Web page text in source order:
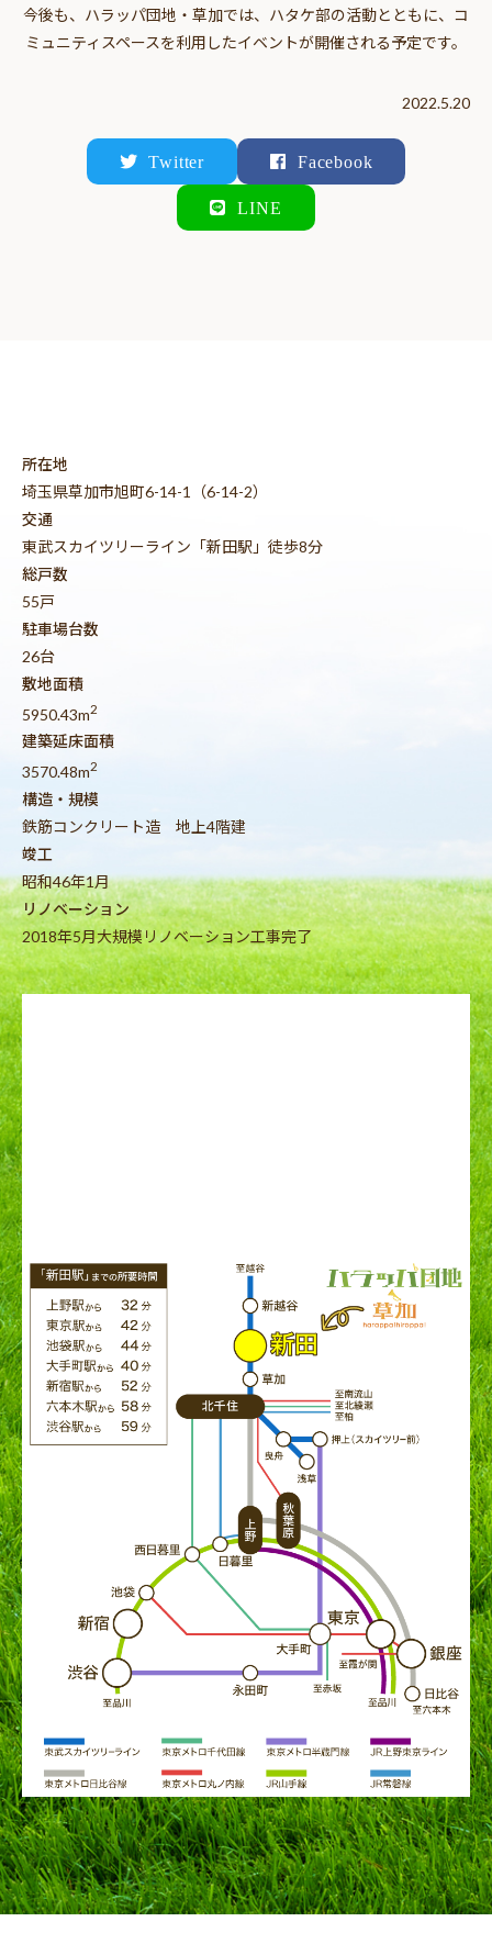
今後も、ハラッパ団地・草加では、ハタケ部の活動とともに、コ
ミュニティスペースを利用したイベントが開催される予定です。
2022.5.20
Twitter Facebook
LINE
所在地
埼玉県草加市旭町6-14-1（6-14-2）
交通
東武スカイツリーライン「新田駅」徒歩8分
総戸数
55戸
駐車場台数
26台
敷地面積
5950.43m2
建築延床面積
3570.48m2
構造・規模
鉄筋コンクリート造 地上4階建
竣工
昭和46年1月
リノベーション
2018年5月大規模リノベーション工事完了